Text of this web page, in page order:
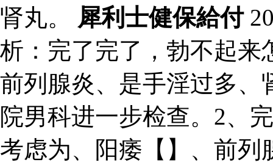
肾丸。 犀利士健保給付
析：完了完了，勃不起来
前列腺炎、是手淫过多、
院男科进一步检查。2、
考虑为、阳痿【】、前列